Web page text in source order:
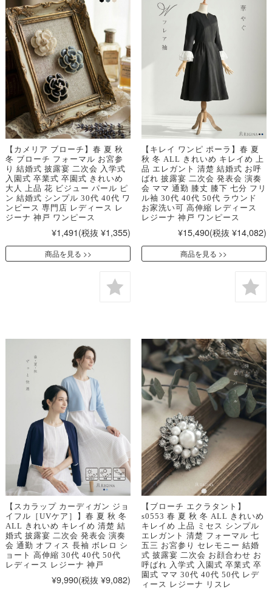
【カメリア ブローチ】春 夏 秋
冬 ブローチ フォーマル お宮参
り 結婚式 披露宴 二次会 入学式
入園式 卒業式 卒園式 きれいめ
大人 上品 花 ビジュー パール ピ
ン 結婚式 シンプル 30代 40代 ワ
ンピース 専門店 レディース レ
ジーナ 神戸 ワンピース
¥1,491(税抜 ¥1,355)
商品を見る
【キレイ ワンピ ポーラ】春 夏
秋 冬 ALL きれいめ キレイめ 上
品 エレガント 清楚 結婚式 お呼
ばれ 披露宴 二次会 発表会 演奏
会 ママ 通勤 膝丈 膝下 七分 フリ
ル袖 30代 40代 50代 ラウンド
お家洗い可 高伸縮 レディース
レジーナ 神戸 ワンピース
¥15,490(税抜 ¥14,082)
商品を見る
【スカラップ カーディガン ジョ
イフル［UVケア］】春 夏 秋 冬
ALL きれいめ キレイめ 清楚 結
婚式 披露宴 二次会 発表会 演奏
会 通勤 オフィス 長袖 ボレロ シ
ョート 高伸縮 30代 40代 50代
レディース レジーナ 神戸
¥9,990(税抜 ¥9,082)
【ブローチ エクラタント】
s0553 春 夏 秋 冬 ALL きれいめ
キレイめ 上品 ミセス シンプル
エレガント 清楚 フォーマル 七
五三 お宮参り セレモニー 結婚
式 披露宴 二次会 お顔合わせ お
呼ばれ 入学式 入園式 卒業式 卒
園式 ママ 30代 40代 50代 レデ
ィース レジーナ リスレ